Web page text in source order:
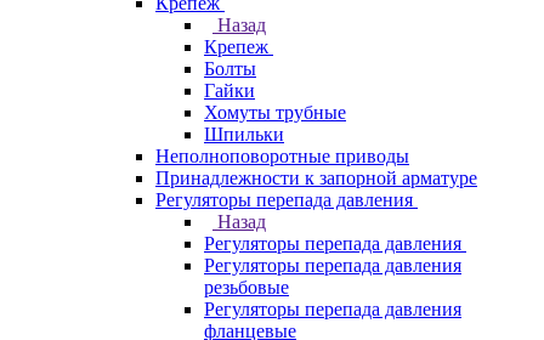
Назад
Крепеж
Болты
Гайки
Хомуты трубные
Шпильки
Неполноповоротные приводы
Принадлежности к запорной арматуре
Регуляторы перепада давления
Назад
Регуляторы перепада давления
Регуляторы перепада давления
резьбовые
Регуляторы перепада давления
фланцевые